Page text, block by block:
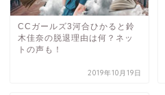
CCガールズ3河合ひかると鈴
木佳奈の脱退理由は何？ネッ
トの声も！
2019年10月19日